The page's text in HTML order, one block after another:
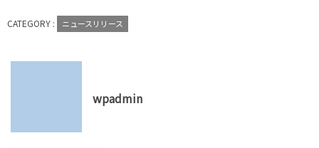
CATEGORY : ニュースリリース
wpadmin